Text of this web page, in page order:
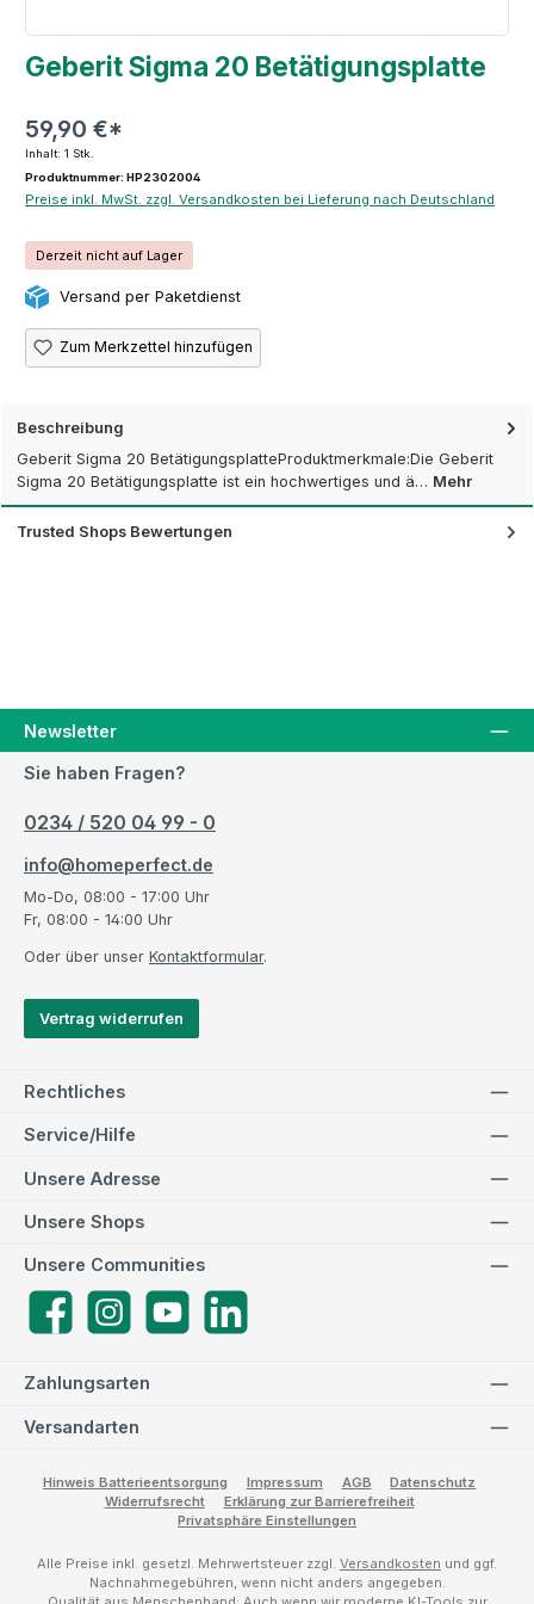
Geberit Sigma 20 Betätigungsplatte
59,90 €*
Inhalt: 1 Stk.
Produktnummer: HP2302004
Preise inkl. MwSt. zzgl. Versandkosten bei Lieferung nach Deutschland
Derzeit nicht auf Lager
Versand per Paketdienst
Zum Merkzettel hinzufügen
Beschreibung
Geberit Sigma 20 BetätigungsplatteProduktmerkmale:Die Geberit
Sigma 20 Betätigungsplatte ist ein hochwertiges und ä… Mehr
Trusted Shops Bewertungen
Newsletter
Sie haben Fragen?
0234 / 520 04 99 - 0
info@homeperfect.de
Mo-Do, 08:00 - 17:00 Uhr
Fr, 08:00 - 14:00 Uhr
Oder über unser Kontaktformular.
Vertrag widerrufen
Rechtliches
Service/Hilfe
Zahlungsarten
Versandarten
Unsere Adresse
Unsere Communities
FacebookInstagramYouTube
Unsere Shops
Hinweis Batterieentsorgung Impressum AGB
Datenschutz
Widerrufsrecht
Erklärung zur Barrierefreiheit
Privatsphäre Einstellungen
Alle Preise inkl. gesetzl. Mehrwertsteuer zzgl. Versandkosten und ggf.
Nachnahmegebühren, wenn nicht anders angegeben.